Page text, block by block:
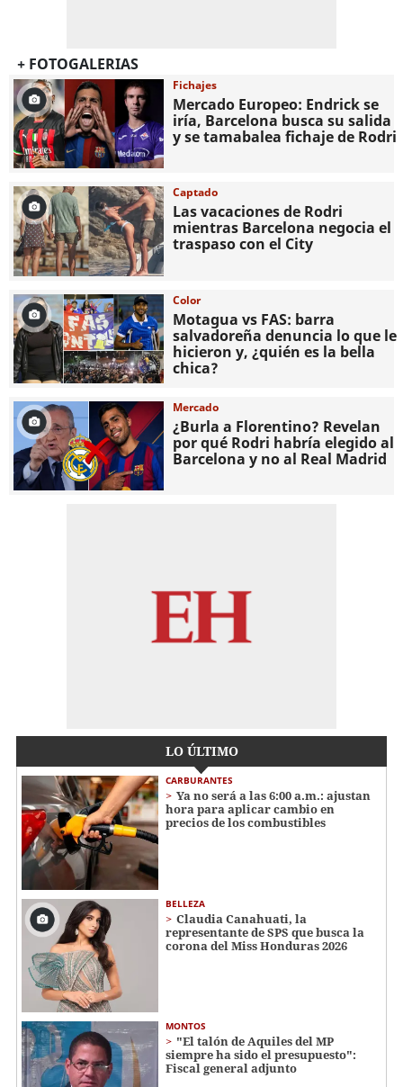
+ FOTOGALERIAS
Fichajes
Mercado Europeo: Endrick se
iría, Barcelona busca su salida
y se tamabalea fichaje de Rodri
Captado
Las vacaciones de Rodri
mientras Barcelona negocia el
traspaso con el City
Color
Motagua vs FAS: barra
salvadoreña denuncia lo que le
hicieron y, ¿quién es la bella
chica?
Mercado
¿Burla a Florentino? Revelan
por qué Rodri habría elegido al
Barcelona y no al Real Madrid
LO ÚLTIMO
CARBURANTES
Ya no será a las 6:00 a.m.: ajustan
hora para aplicar cambio en
precios de los combustibles
BELLEZA
Claudia Canahuati, la
representante de SPS que busca la
corona del Miss Honduras 2026
MONTOS
"El talón de Aquiles del MP
siempre ha sido el presupuesto":
Fiscal general adjunto